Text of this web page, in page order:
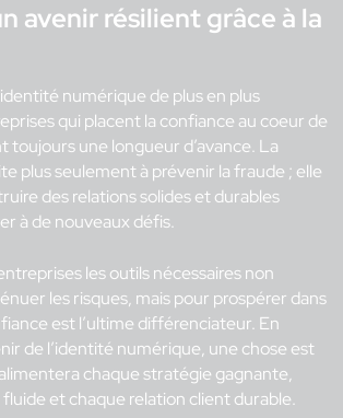
avenir résilient grâce à la
numérique de plus en plus
qui placent la confiance au coeur de
toujours une longueur d’avance. La
plus seulement à prévenir la fraude ; elle
des relations solides et durables
à de nouveaux défis.
les outils nécessaires non
les risques, mais pour prospérer dans
est l’ultime différenciateur. En
de l’identité numérique, une chose est
chaque stratégie gagnante,
et chaque relation client durable.